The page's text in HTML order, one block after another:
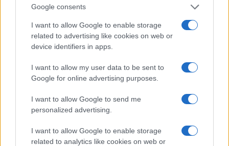
Google consents
I want to allow Google to enable storage
related to advertising like cookies on web or
device identifiers in apps.
I want to allow my user data to be sent to
Google for online advertising purposes.
I want to allow Google to send me
personalized advertising.
I want to allow Google to enable storage
related to analytics like cookies on web or
Vai all'archivio delle vignette
Corte dei conti, la riforma a
metà: si poteva fare di più